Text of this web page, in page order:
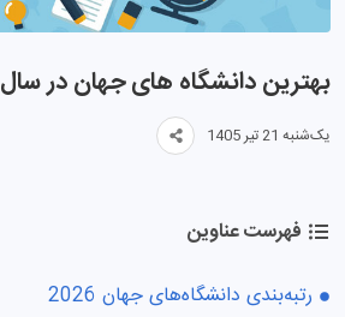
بهترین دانشگاه های جهان در سال 2025 و 2026
یک‌شنبه 21 تیر 1405
فهرست عناوین
رتبه‌بندی دانشگاه‌های جهان 2026